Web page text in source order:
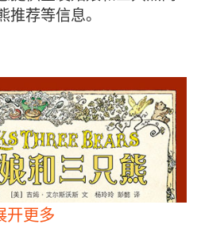
荐等信息。
开更多